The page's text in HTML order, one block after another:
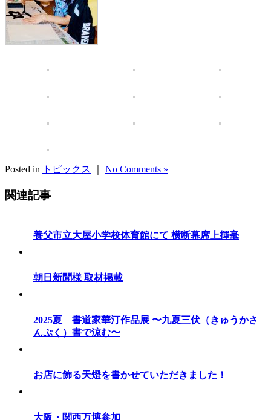
Posted in トピックス No Comments »
関連記事
養父市立大屋小学校体育館にて 横断幕席上揮毫
朝日新聞様 取材掲載
2025夏 書道家華汀作品展 〜九夏三伏（きゅうかさ
んぷく）書で涼む〜
お店に飾る天燈を書かせていただきました！
大阪・関西万博参加